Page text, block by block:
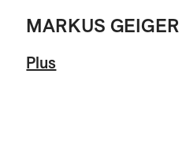
MARKUS GEIGER
Plus